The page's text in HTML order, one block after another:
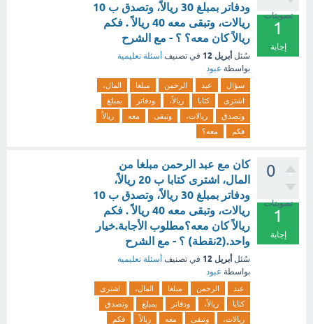
تصويتات
1
إجابة
ودفاتر بمبلغ 30 ريالاً، وتصدق ب 10
ريالات، وتبقى معه 40 ريالاً . فكم
ريالاً كان معه؟ ؟ - مع الشرح
سُئل أبريل 12 في تصنيف أسئلة تعليمية
بواسطة عبود
سؤال عبد الرحمن مبلغا
المال،
اشترى
كتابا ريالاً، ودفاتر
بمبلغ
وتصدق
ريالات، وتبقى معه
ريالاً
فكم
معه؟
0
تصويتات
1
إجابة
كان مع عبد الرحمن مبلغا من
المال، اشترى كتابا ب 20 ريالاً،
ودفاتر بمبلغ 30 ريالاً، وتصدق ب 10
ريالات، وتبقى معه 40 ريالاً . فكم
ريالاً كان معه؟مطلوب الأجابة.خيار
واحد.(2نقطة) ؟ - مع الشرح
سُئل أبريل 12 في تصنيف أسئلة تعليمية
بواسطة عبود
عبد الرحمن مبلغا المال،
اشترى
كتابا
ريالاً، ودفاتر بمبلغ
وتصدق
ريالات،
وتبقى معه ريالاً
فكم